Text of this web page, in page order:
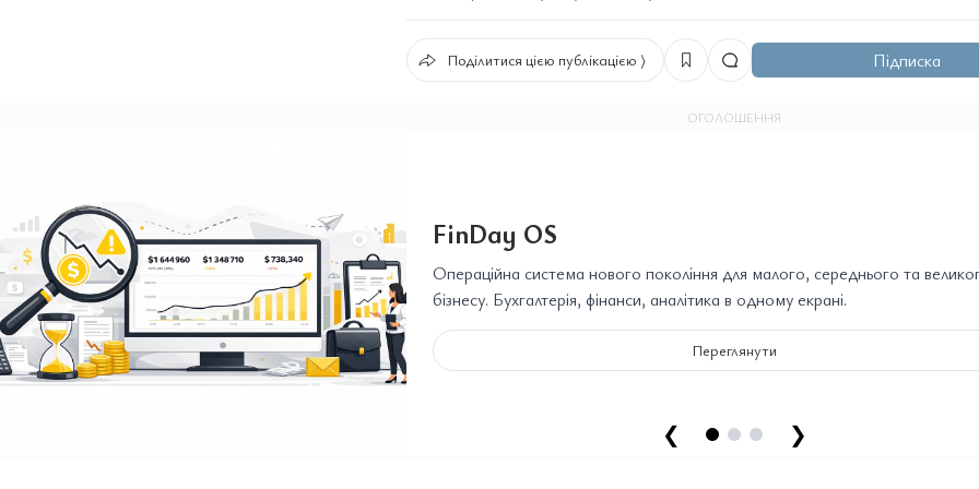
Поділитися цією публікацією ⟩ Підписка
ОГОЛОШЕННЯ
FinDay OS
Операційна система нового покоління для малого, середнього та
бізнесу. Бухгалтерія, фінанси, аналітика в одному екрані.
Переглянути
❮ ❯